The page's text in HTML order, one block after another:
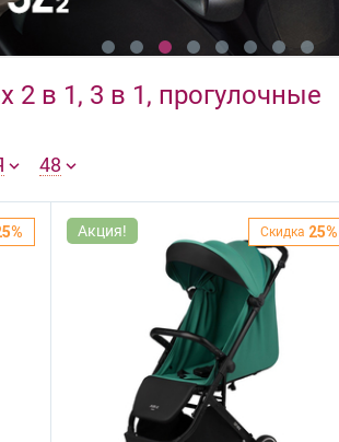
2 в 1, 3 в 1, прогулочные
48
Акция! Скидка 25%